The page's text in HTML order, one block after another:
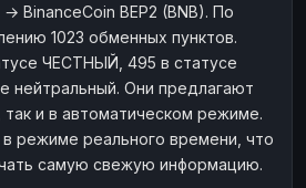
USD
USD
ЗК
WU
ДЕНЬГИ
USD Наличные USD
→ BinanceCoin BEP2 (BNB). По
1023 обменных пунктов.
ЧЕСТНЫЙ, 495 в статусе
нейтральный. Они предлагают
так и в автоматическом режиме.
режиме реального времени, что
самую свежую информацию.